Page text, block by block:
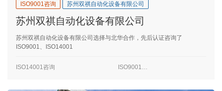
ISO9001咨询 苏州双祺自动化设备有限公司
苏州双祺自动化设备有限公司
苏州双祺自动化设备有限公司选择与北华合作，先后认证咨询了
ISO9001、ISO14001
ISO14001咨询 ISO9001咨询